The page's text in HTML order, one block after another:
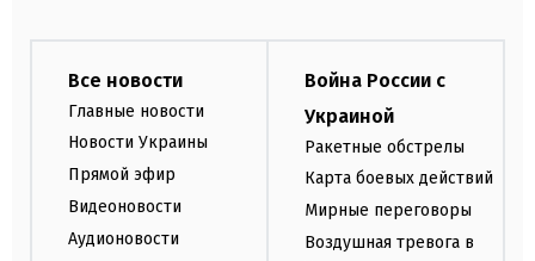
Все новости
Главные новости
Новости Украины
Прямой эфир
Видеоновости
Аудионовости
Война России с
Украиной
Ракетные обстрелы
Карта боевых действий
Мирные переговоры
Воздушная тревога в